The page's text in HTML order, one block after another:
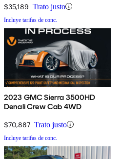
$35,189 Trato justo
Incluye tarifas de conc.
2023 GMC Sierra 3500HD
Denali Crew Cab 4WD
$70,887 Trato justo
Incluye tarifas de conc.